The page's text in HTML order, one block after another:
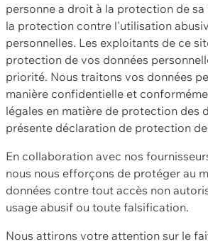
personne a droit à la protection de sa
la protection contre l'utilisation
personnelles. Les exploitants de ce
protection de vos données
priorité. Nous traitons vos données
manière confidentielle et
légales en matière de protection des
présente déclaration de protection
En collaboration avec nos
nous nous efforçons de protéger au
données contre tout accès non
usage abusif ou toute falsification.
Nous attirons votre attention sur le